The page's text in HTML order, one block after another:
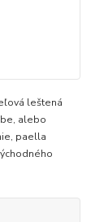
leštená
alebo
paella